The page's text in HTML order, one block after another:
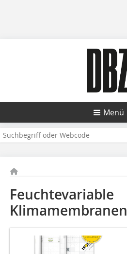
Menü
Feuchtevariable
Klimamembranen